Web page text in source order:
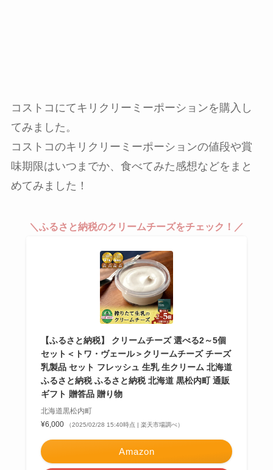
コストコにてキリクリーミーポーションを購入し
てみました。
コストコのキリクリーミーポーションの値段や賞
味期限はいつまでか、食べてみた感想などをまと
めてみました！
＼ふるさと納税のクリームチーズをチェック！／
【ふるさと納税】 クリームチーズ 選べる2～5個
セット＜トワ・ヴェール＞クリームチーズ チーズ
乳製品 セット フレッシュ 生乳 生クリーム 北海道
ふるさと納税 ふるさと納税 北海道 黒松内町 通販
ギフト 贈答品 贈り物
北海道黒松内町
¥6,000
（2025/02/28 15:40時点 | 楽天市場調べ）
Amazon